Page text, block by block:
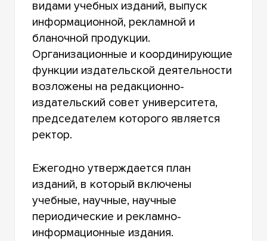
видами учебных изданий, выпуск
информационной, рекламной и
бланочной продукции.
Организационные и координирующие
функции издательской деятельности
возложены на редакционно-
издательский совет университета,
председателем которого является
ректор.
Ежегодно утверждается план
изданий, в который включены
учебные, научные, научные
периодические и рекламно-
информационные издания.